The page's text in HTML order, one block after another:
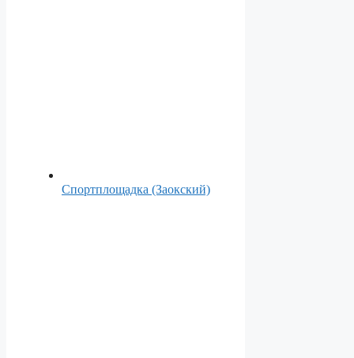
Спортплощадка (Заокский)